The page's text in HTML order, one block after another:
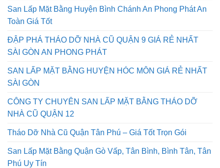
San Lấp Mặt Bằng Huyện Bình Chánh An Phong Phát An
Toàn Giá Tốt
ĐẬP PHÁ THÁO DỠ NHÀ CŨ QUẬN 9 GIÁ RẺ NHẤT
SÀI GÒN AN PHONG PHÁT
SAN LẤP MẶT BẰNG HUYỆN HÓC MÔN GIÁ RẺ NHẤT
SÀI GÒN
CÔNG TY CHUYÊN SAN LẤP MẶT BẰNG THÁO DỠ
NHÀ CŨ QUẬN 12
Tháo Dỡ Nhà Cũ Quận Tân Phú – Giá Tốt Trọn Gói
San Lấp Mặt Bằng Quận Gò Vấp, Tân Bình, Bình Tân, Tân